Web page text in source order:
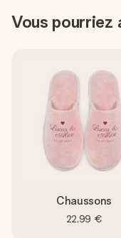
Vous pourriez
Chaussons
22,99 €